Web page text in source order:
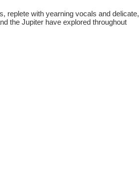
replete with yearning vocals and delicate,
the Jupiter have explored throughout